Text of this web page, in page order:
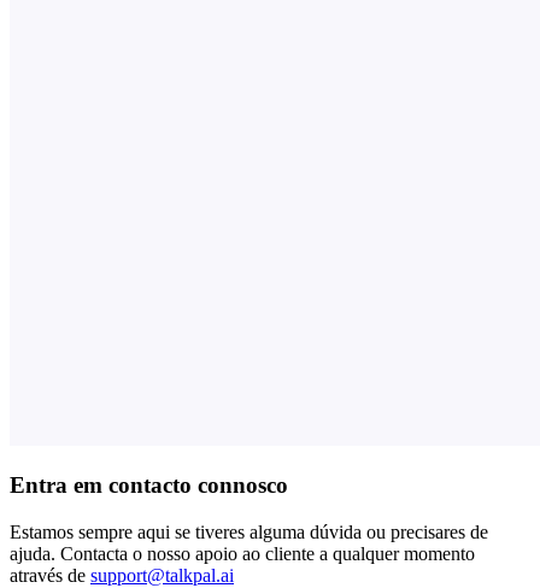
Entra em contacto connosco
Estamos sempre aqui se tiveres alguma dúvida ou precisares de
ajuda. Contacta o nosso apoio ao cliente a qualquer momento
através de support@talkpal.ai